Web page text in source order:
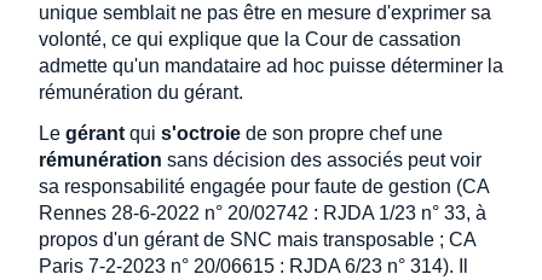
unique semblait ne pas être en mesure d'exprimer sa
volonté, ce qui explique que la Cour de cassation
admette qu'un mandataire ad hoc puisse déterminer la
rémunération du gérant.
Le gérant qui s'octroie de son propre chef une
rémunération sans décision des associés peut voir
sa responsabilité engagée pour faute de gestion (CA
Rennes 28-6-2022 n° 20/02742 : RJDA 1/23 n° 33, à
propos d'un gérant de SNC mais transposable ; CA
Paris 7-2-2023 n° 20/06615 : RJDA 6/23 n° 314). Il